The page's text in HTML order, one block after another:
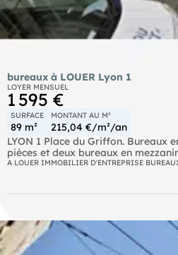
bureaux à LOUER Lyon 1
LOYER MENSUEL
1 595 €
SURFACE
89 m²
MONTANT AU M²
215,04 €/m²/an
LYON 1 Place du Griffon. Bureaux
pièces et deux bureaux en
A LOUER IMMOBILIER D'ENTREPRISE